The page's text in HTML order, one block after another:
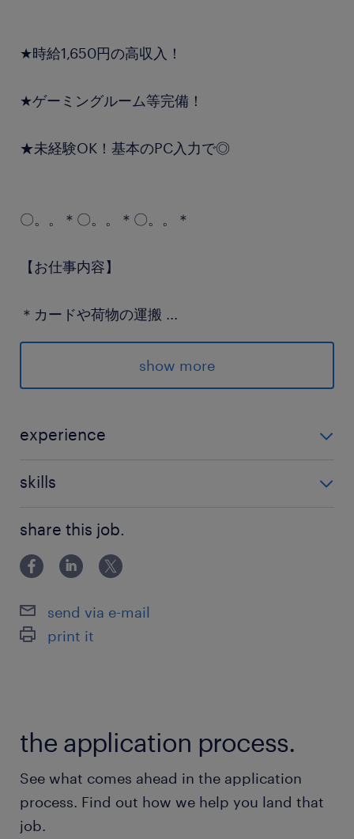
★時給1,650円の高収入！
★ゲーミングルーム等完備！
★未経験OK！基本のPC入力で◎
〇。。＊〇。。＊〇。。＊
【お仕事内容】
＊カードや荷物の運搬 ...
（ハンドリフトや台車使用）
＊倉庫管理
デスク作業もあるので体の負担も
少なめです◎
トレーディングカードなどの収集品の真贋鑑定お
よびグレーディング（状態評価）サービスの提供
東京モノレール／流通センター駅（徒歩5分）
休日休暇
show more
experience
でもOKです◎
skills
度）
share this job.
send via e-mail
print it
the application process.
See what comes ahead in the application
process. Find out how we help you land that
job.